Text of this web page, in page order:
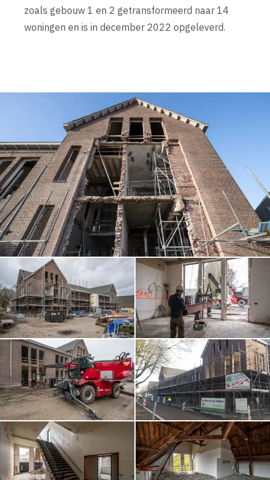
zoals gebouw 1 en 2 getransformeerd naar 14
woningen en is in december 2022 opgeleverd.